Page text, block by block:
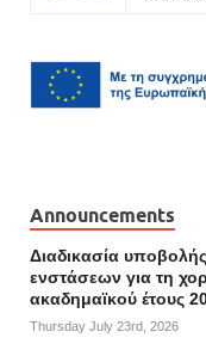
Announcements
Διαδικασία
ενστάσεων για τη
ακαδημαϊκού έτους
Thursday July 23rd, 2026